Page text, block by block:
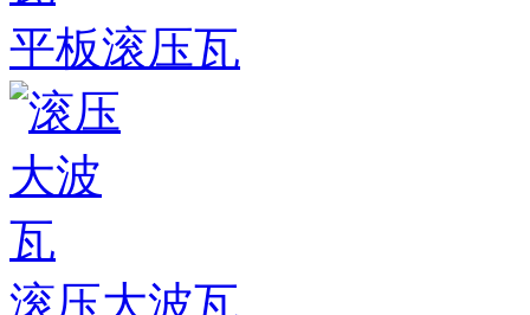
平板滚压瓦
滚压大波瓦